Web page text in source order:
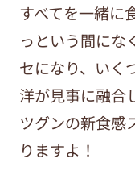
すべてを一緒に
っという間にな
セになり、いく
洋が見事に融合
ツグンの新食感
りますよ！